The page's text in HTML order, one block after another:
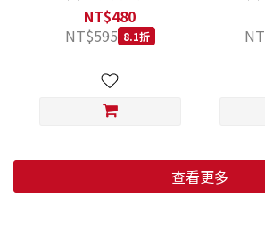
低穀鱈魚甜橙 小顆粒 800G
NT$480
NT$595 8.1折
羊肉
查看更多